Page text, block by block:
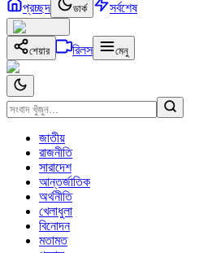
প্রচ্ছদ ডার্ক সর্বশেষ
শেয়ার রিলস মেনু
জাতীয়
রাজনীতি
সারাদেশ
আন্তর্জাতিক
অর্থনীতি
খেলাধুলা
বিনোদন
মতামত